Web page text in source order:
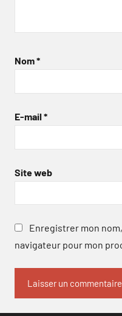
Nom*
E-mail *
Site web
Enregistrer mon
navigateur pour mon